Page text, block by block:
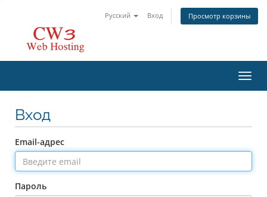
Русский Вход Просмотр корзины
Вход
Email-адрес
Пароль